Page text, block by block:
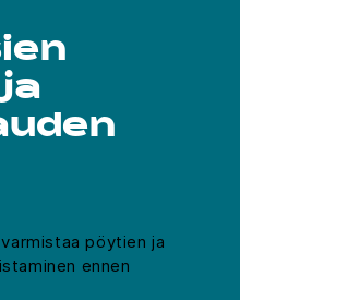
pöytien ja
ennen